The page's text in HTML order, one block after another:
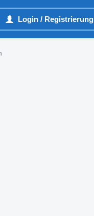
Login / Registrierung